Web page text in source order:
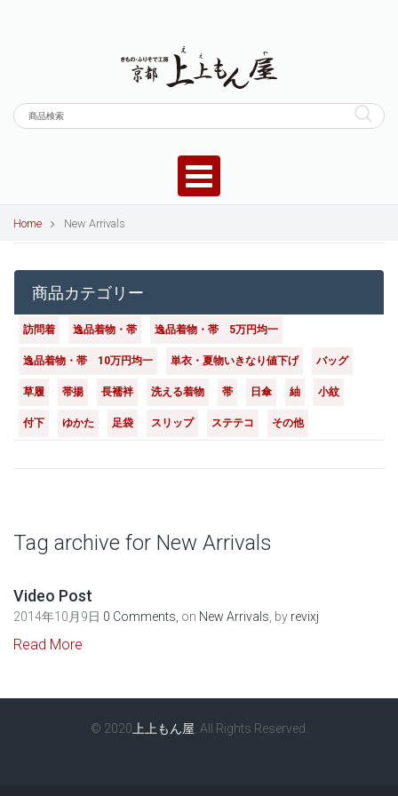
Home New Arrivals
商品カテゴリー
訪問着 逸品着物・帯 逸品着物・帯 5万円均一
逸品着物・帯 10万円均一 単衣・夏物いきなり値下げ バッグ
草履 帯揚 長襦袢 洗える着物 帯 日傘 紬 小紋
付下 ゆかた 足袋 スリップ ステテコ その他
Tag archive for New Arrivals
Video Post
2014年10月9日 0 Comments, on New Arrivals , by revixj
Read More
© 2020 上上もん屋 . All Rights Reserved.